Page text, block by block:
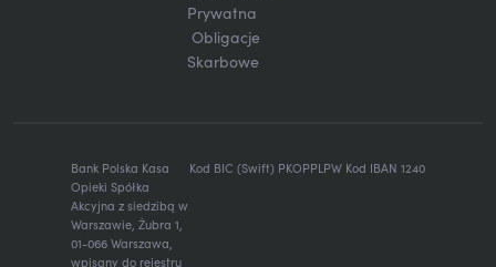
Prywatna
Obligacje
Skarbowe
Bank Polska Kasa
Opieki Spółka
Akcyjna z siedzibą w
Warszawie, Żubra 1,
01-066 Warszawa,
wpisany do rejestru
Kod BIC (Swift) PKOPPLPW Kod IBAN 1240